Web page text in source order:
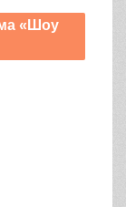
«Шоу